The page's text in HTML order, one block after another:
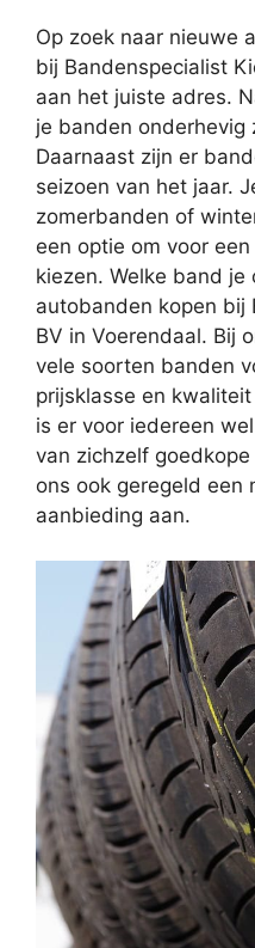
Op zoek naar nieuwe
bij Bandenspecialist
aan het juiste adres.
je banden onderhevig
Daarnaast zijn er
seizoen van het jaar.
zomerbanden of
een optie om voor
kiezen. Welke band
autobanden kopen bij
BV in Voerendaal. Bij
vele soorten banden
prijsklasse en
is er voor iedereen
van zichzelf
ons ook geregeld een
aanbieding aan.